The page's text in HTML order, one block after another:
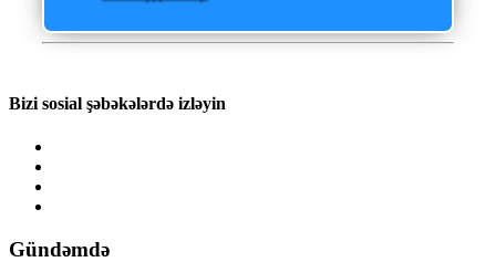
Bizi sosial şəbəkələrdə izləyin
Gündəmdə